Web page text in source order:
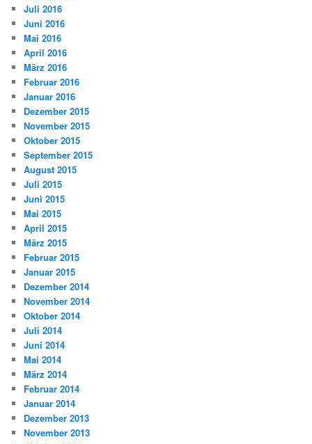
Juli 2016
Juni 2016
Mai 2016
April 2016
März 2016
Februar 2016
Januar 2016
Dezember 2015
November 2015
Oktober 2015
September 2015
August 2015
Juli 2015
Juni 2015
Mai 2015
April 2015
März 2015
Februar 2015
Januar 2015
Dezember 2014
November 2014
Oktober 2014
Juli 2014
Juni 2014
Mai 2014
März 2014
Februar 2014
Januar 2014
Dezember 2013
November 2013